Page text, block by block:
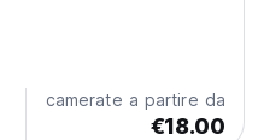
dove si trovano pure
camerate a partire da
€18.00